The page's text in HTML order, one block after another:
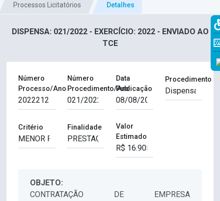
Processos Licitatórios Detalhes
DISPENSA: 021/2022 - EXERCÍCIO: 2022 - ENVIADO AO
TCE
Número
Processo/Ano
Número
Procedimento/Ano
Data
Publicação
Procedimento
Critério Finalidade
Valor
Estimado
OBJETO:
CONTRATAÇÃO DE EMPRESA